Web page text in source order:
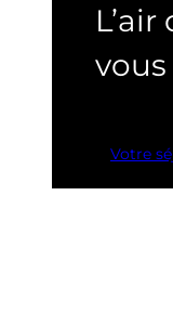
Votre